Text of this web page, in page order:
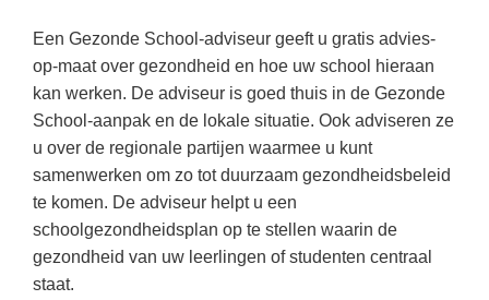
Juli 2026
Juni 2026
Mei 2026
April 2026
DGM in de klas
Biologie(12)
VACATURES PER PLAATS
Amsterdam (56)
Rotterdam
Den Haag(34)
Utrecht
Filosofie
Frans
Fries (Frysk)
Geschiedenis
Handelswetenschappen
Informatica
Maak uw leerlingen mediawijs!
Rekentuin: altijd en overal rekenen oefenen
op je eigen niveau
Taalzee: adaptief oefenen en toetsen
Theater als middel voor het aanleren van
sociale vaardigheden
Lesmateriaal gebaseerd op
(hersen)onderzoek
Een Gezonde School-adviseur geeft u gratis advies-
op-maat over gezondheid en hoe uw school hieraan
kan werken. De adviseur is goed thuis in de Gezonde
School-aanpak en de lokale situatie. Ook adviseren ze
u over de regionale partijen waarmee u kunt
samenwerken om zo tot duurzaam gezondheidsbeleid
te komen. De adviseur helpt u een
schoolgezondheidsplan op te stellen waarin de
gezondheid van uw leerlingen of studenten centraal
staat.